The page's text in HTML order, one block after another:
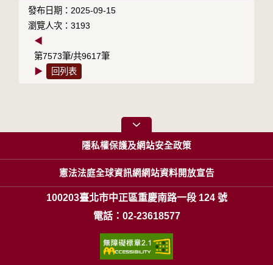
發布日期：2025-09-15
瀏覽人次：3193
◀
第7573筆/共9617筆
▶
回列表
隱私權保護及網站安全政策
憲法法庭全球資訊網網站資料開放宣告
100203臺北市中正區重慶南路一段 124 號
電話：02-23618577